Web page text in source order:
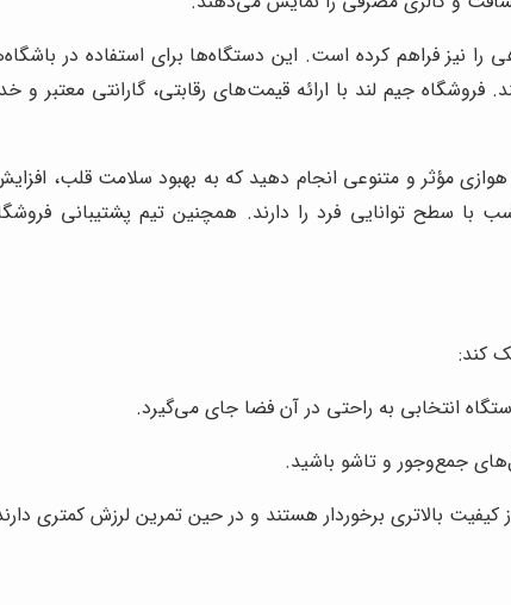
نیز فراهم کرده است. این دستگاه‌ها برای استفاده در
فروشگاه جیم لند با ارائه قیمت‌های رقابتی، گارانتی معتبر
هوازی مؤثر و متنوعی انجام دهید که به بهبود سلامت قلب،
سطح توانایی فرد را دارند. همچنین تیم پشتیبانی
کند:
انتخابی به راحتی در آن فضا جای می‌گیرد.
جمع‌وجور و تاشو باشید.
بالاتری برخوردار هستند و در حین تمرین لرزش کمتری